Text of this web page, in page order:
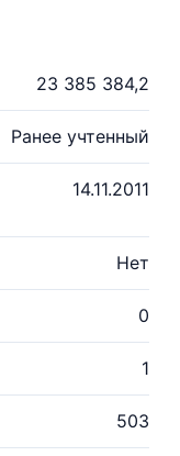
23 385 384,2
Ранее учтенный
14.11.2011
Нет
0
1
503